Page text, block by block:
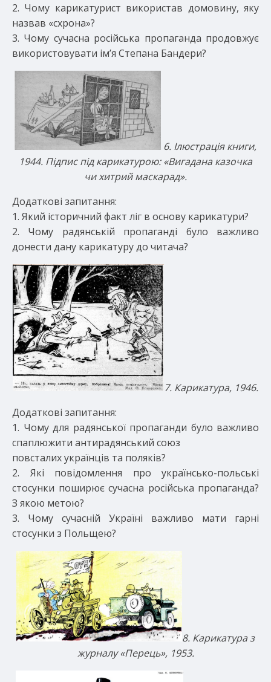
2. Чому карикатурист використав домовину, яку
назвав «схрона»?
3. Чому сучасна російська пропаганда продовжує
використовувати ім’я Степана Бандери?
6. Ілюстрація книги,
1944. Підпис під карикатурою: «Вигадана казочка
чи хитрий маскарад».
Додаткові запитання:
1. Який історичний факт ліг в основу карикатури?
2. Чому радянській пропаганді було важливо
донести дану карикатуру до читача?
7. Карикатура, 1946.
Додаткові запитання:
1. Чому для радянської пропаганди було важливо
спаплюжити антирадянський союз
повсталих українців та поляків?
2. Які повідомлення про українсько-польські
стосунки поширює сучасна російська пропаганда?
З якою метою?
3. Чому сучасній Україні важливо мати гарні
стосунки з Польщею?
8. Карикатура з
журналу «Перець», 1953.